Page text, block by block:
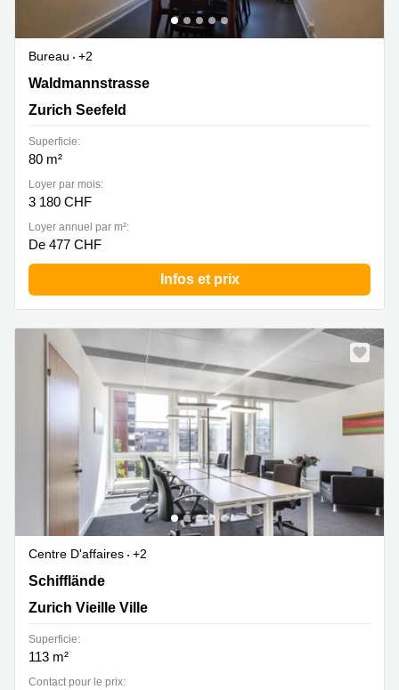
Bureau
+2
Waldmannstrasse 10, Zurich Seefeld
Waldmannstrasse
Zurich Seefeld
Superficie:
80 m²
Loyer par mois:
3 180 CHF
Loyer annuel par m²:
De 477 CHF
Infos et prix
Centre D'affaires
+2
Schifflände 26, Zurich Vieille Ville
Schifflände
Zurich Vieille Ville
Superficie:
113 m²
Contact pour le prix: